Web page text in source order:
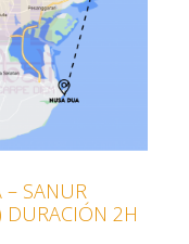
– SANUR
DURACIÓN 2H